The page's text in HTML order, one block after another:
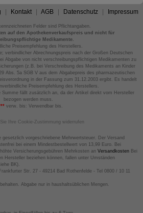
Kontakt AGB Datenschutz Impressum
Felder sind Pflichtangaben.
auf den Apothekenverkaufspreis und nicht für
Medikamente.
Preisempfehlung des Herstellers.
verbindlicher Abrechnungspreis nach der Großen Deutschen
Abgabe von nicht verschreibungspflichtigen Medikamenten zu
(z.B. bei Verschreibung des Medikaments an Kinder
Abs. 5a SGB V aus dem Abgabepreis des pharmazeutischen
in der Fassung zum 31.12.2003 ergibt. Es handelt
Preisempfehlung des Herstellers.
fällt zusätzlich an, da der Artikel direkt vom Hersteller
bezogen werden muss.
verw. bis: Verwendbar bis.
Ihre Cookie-Zustimmung widerrufen
gesetzlich vorgeschriebene Mehrwertsteuer. Der Versand
bei einem Mindestbestellwert von 13,99 Euro. Bei
Versicherungsgebühren Mehrkosten an VersandkostenBei
Hersteller beziehen können, fallen unter Umständen
BK).
Str. 27 - 49214 Bad Rothenfelde - Tel 0800 / 10 11
Abgabe nur in haushaltsüblichen Mengen.